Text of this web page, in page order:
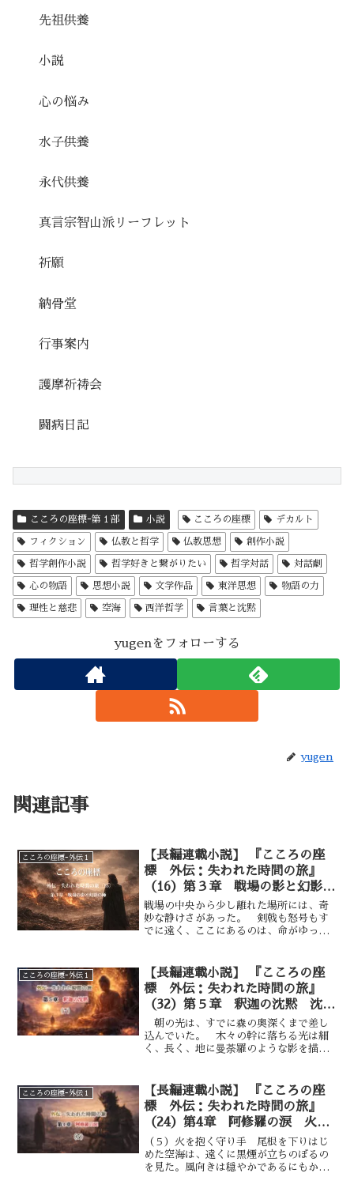
先祖供養
小説
心の悩み
水子供養
永代供養
真言宗智山派リーフレット
祈願
納骨堂
行事案内
護摩祈祷会
闘病日記
こころの座標ｰ第１部 小説 こころの座標 デカルト
フィクション 仏教と哲学 仏教思想 創作小説
哲学創作小説 哲学好きと繋がりたい 哲学対話 対話劇
心の物語 思想小説 文学作品 東洋思想 物語の力
理性と慈悲 空海 西洋哲学 言葉と沈黙
yugenをフォローする
yugen
関連記事
こころの座標ｰ外伝１
【長編連載小説】 『こころの座
標 外伝：失われた時間の旅』
（16）第３章 戦場の影と幻影の
師 血に染まる大地―②
戦場の中央から少し離れた場所には、奇
妙な静けさがあった。 剣戟も怒号もす
でに遠く、ここにあるのは、命がゆっく
呼吸が擦れる感触、血が土に染み込む気
配、身体の熱が冷えていく時間――そう
したものが、重なり合って空気を満たし
ていた。 デカルトは歩いていた。 第
１節で見た死者たちの影は、まだ網膜の
奥に焼き付いている。だが、ここでは死
はすでに終点ではなかった。終わりきれ
ない命が、低く、しかし確かに呻いてい
こころの座標ｰ外伝１
【長編連載小説】 『こころの座
標 外伝：失われた時間の旅』
（32）第５章 釈迦の沈黙 沈黙
の余光と次なる道——⑦
朝の光は、すでに森の奥深くまで差し
込んでいた。 木々の幹に落ちる光は細
く、長く、地に曼荼羅のような影を描い
は歩いていた。 急ぐでもなく、留まる
でもなく。 ただ、歩みそのものが祈り
であるように。
こころの座標ｰ外伝１
【長編連載小説】 『こころの座
標 外伝：失われた時間の旅』
（24）第4章 阿修羅の涙 火を
抱く守り手——⑤
（５）火を抱く守り手 尾根を下りはじ
めた空海は、遠くに黒煙が立ちのぼるの
を見た。風向きは穏やかであるにもかか